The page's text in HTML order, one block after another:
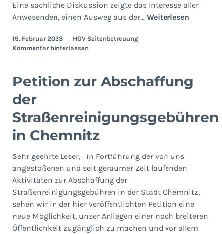
Eine sachliche Diskussion zeigte das Interesse aller
Anwesenden, einen Ausweg aus der… Weiterlesen
19. Februar 2023
HGV Seitenbetreuung
Kommentar hinterlassen
Petition zur Abschaffung
der
Straßenreinigungsgebühren
in Chemnitz
Sehr geehrte Leser, in Fortführung der von uns
angestoßenen und seit geraumer Zeit laufenden
Aktivitäten zur Abschaffung der
Straßenreinigungsgebühren in der Stadt Chemnitz,
sehen wir in der hier veröffentlichten Petition eine
neue Möglichkeit, unser Anliegen einer noch breiteren
Öffentlichkeit zugänglich zu machen und vor allem